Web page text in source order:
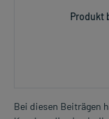
Produkt
Bei diesen Beiträgen